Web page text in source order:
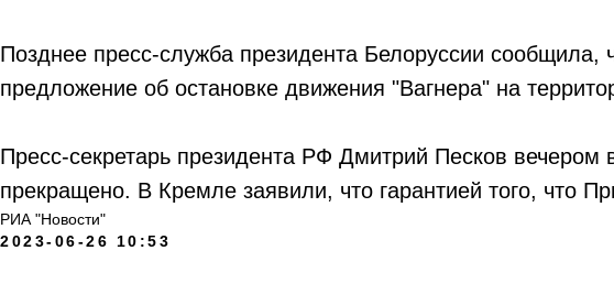
Позднее пресс-служба президента Белоруссии
предложение об остановке движения "Вагнера" на
Пресс-секретарь президента РФ Дмитрий Песков
прекращено. В Кремле заявили, что гарантией того, что
РИА "Новости"
2023-06-26 10:53